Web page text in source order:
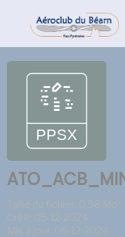
Taille du fichier: 0.98 Mo
Créé: 05-12-2024
Mis à jour: 05-12-2024